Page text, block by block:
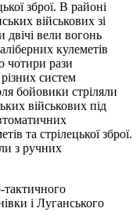
зброї. В районі
військових зі
двічі вели вогонь
кулеметів
чотири рази
систем
бойовики стріляли
військових під
та стрілецької зброї.
з ручних
тактичного
і Луганського